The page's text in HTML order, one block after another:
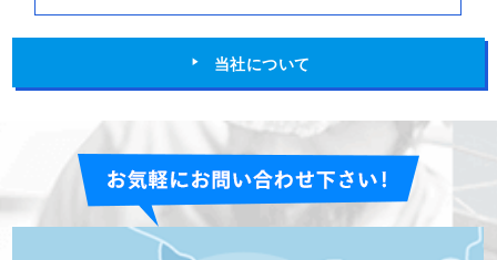
当社について